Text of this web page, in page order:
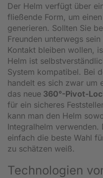
Der Helm verfügt über
fließende Form, um
generieren. Sollten Sie
Freunden unterwegs
Kontakt bleiben wollen,
Helm ist
System kompatibel. Bei
handelt es sich zwar um
das neue 360°-Pivot-
für ein sicheres
kann man den Helm
Integralhelm
einfach die beste Wahl
zu schätzen weiß.
Technologien